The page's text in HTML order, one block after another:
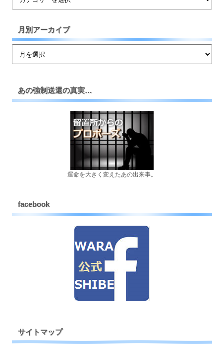
月別アーカイブ
あの強制送還の真実…
運命を大きく変えたあの出来事。
facebook
サイトマップ